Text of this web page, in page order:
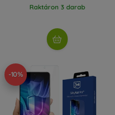
Raktáron 3 darab
-10%